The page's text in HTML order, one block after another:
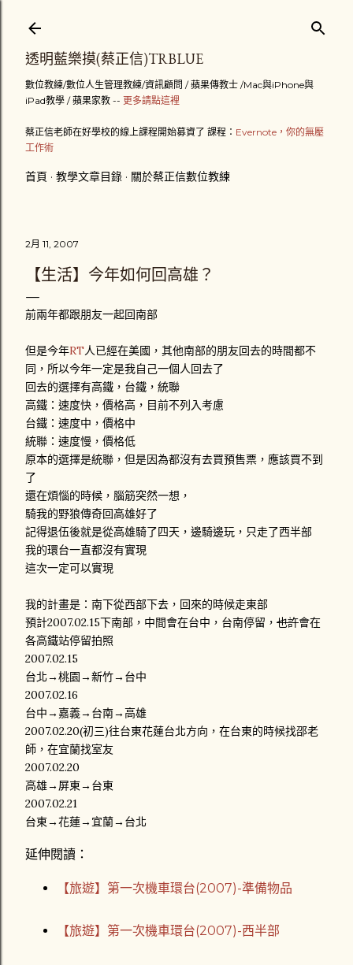
透明藍樂摸(蔡正信)TRBLUE
數位教練/數位人生管理教練/資訊顧問 / 蘋果傳教士 /Mac與iPhone與
iPad教學 / 蘋果家教 -- 更多請點這裡
蔡正信老師在好學校的線上課程開始募資了 課程： Evernote，你的無壓
工作術
首頁 教學文章目錄 關於蔡正信數位教練
2月 11, 2007
【生活】今年如何回高雄？
前兩年都跟朋友一起回南部
但是今年RT人已經在美國，其他南部的朋友回去的時間都不
同，所以今年一定是我自己一個人回去了
回去的選擇有高鐵，台鐵，統聯
高鐵：速度快，價格高，目前不列入考慮
台鐵：速度中，價格中
統聯：速度慢，價格低
原本的選擇是統聯，但是因為都沒有去買預售票，應該買不到
了
還在煩惱的時候，腦筋突然一想，
騎我的野狼傳奇回高雄好了
記得退伍後就是從高雄騎了四天，邊騎邊玩，只走了西半部
我的環台一直都沒有實現
這次一定可以實現
我的計畫是：南下從西部下去，回來的時候走東部
預計2007.02.15下南部，中間會在台中，台南停留， 也許會在
各高鐵站停留拍照
2007.02.15
台北→桃園→新竹→台中
2007.02.16
台中→嘉義→台南→高雄
2007.02.20(初三)往台東花蓮台北方向，在台東的時候找邵老
師，在宜蘭找室友
2007.02.20
高雄→屏東→台東
2007.02.21
台東→花蓮→宜蘭→台北
延伸閱讀：
【旅遊】第一次機車環台(2007)-準備物品
【旅遊】第一次機車環台(2007)-西半部